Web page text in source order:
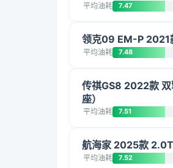
平均油耗 7.47
领克09 EM-P 2021
平均油耗 7.48
传祺GS8 2022款
座）
平均油耗 7.51
航海家 2025款
平均油耗 7.52